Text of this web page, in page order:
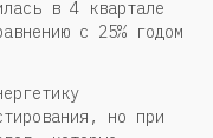
в 4 квартале
с 25% годом
но при